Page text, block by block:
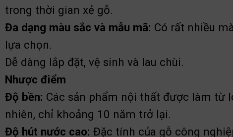
trong thời gian xẻ gỗ.
Đa dạng màu sắc và mẫu mã: Có rất nhiều
lựa chọn.
Dễ dàng lắp đặt, vệ sinh và lau chùi.
Nhược điểm
Độ bền: Các sản phẩm nội thất được làm từ
nhiên, chỉ khoảng 10 năm trở lại.
Độ hút nước cao: Đặc tính của gỗ công